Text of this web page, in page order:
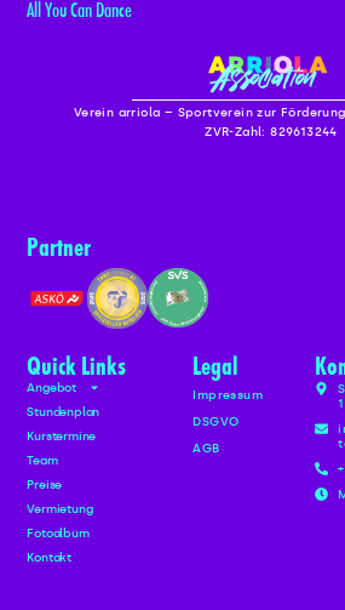
All You Can Dance
Verein arriola – Sportverein zur
ZVR-Zahl: 829613244
Partner
Quick Links
Angebot
Stundenplan
Kurstermine
Team
Preise
Vermietung
Fotoalbum
Kontakt
Legal
Impressum
DSGVO
AGB